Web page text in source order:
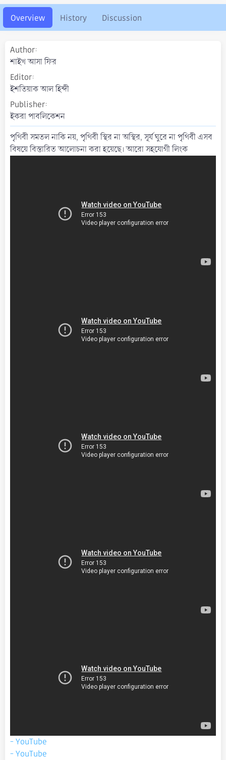
o
d
a
Overview History Discussion
Author
শাইখ আসা ফির
Editor
ইশতিয়াক আল হিন্দী
Publisher
ইকরা পাবলিকেশন
পৃথিবী সমতল নাকি নয়, পৃথিবী স্থির না অস্থির, সূর্য ঘুরে না পৃথিবী এসব
বিষয়ে বিস্তারিত আলোচনা করা হয়েছে। আরো সহযোগী লিংক
- YouTube
- YouTube